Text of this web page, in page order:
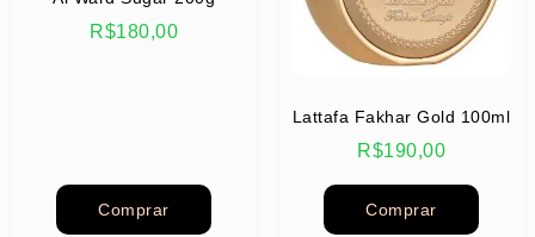
R$180,00
Comprar
Lattafa Fakhar Gold 100ml
R$190,00
Comprar